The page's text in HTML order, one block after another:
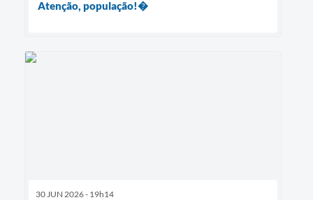
Atenção, população!�
30 JUN 2026 - 19h14